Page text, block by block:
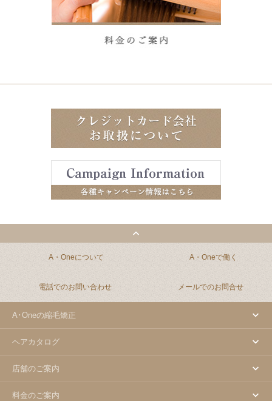
A・Oneについて A・Oneで働く
電話でのお問い合わせ メールでのお問合せ
A･Oneの縮毛矯正
ヘアカタログ
店舗のご案内
料金のご案内